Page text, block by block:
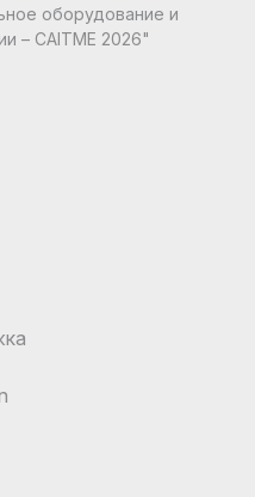
оборудование и
– CAITME 2026"